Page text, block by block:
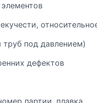
труб под давлением)
дефектов
партии, плавка